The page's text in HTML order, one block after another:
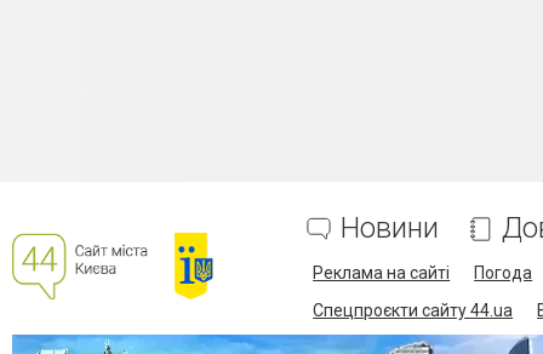
Новини
Реклама на сайті
Погода
Спецпроєкти сайту 44.ua